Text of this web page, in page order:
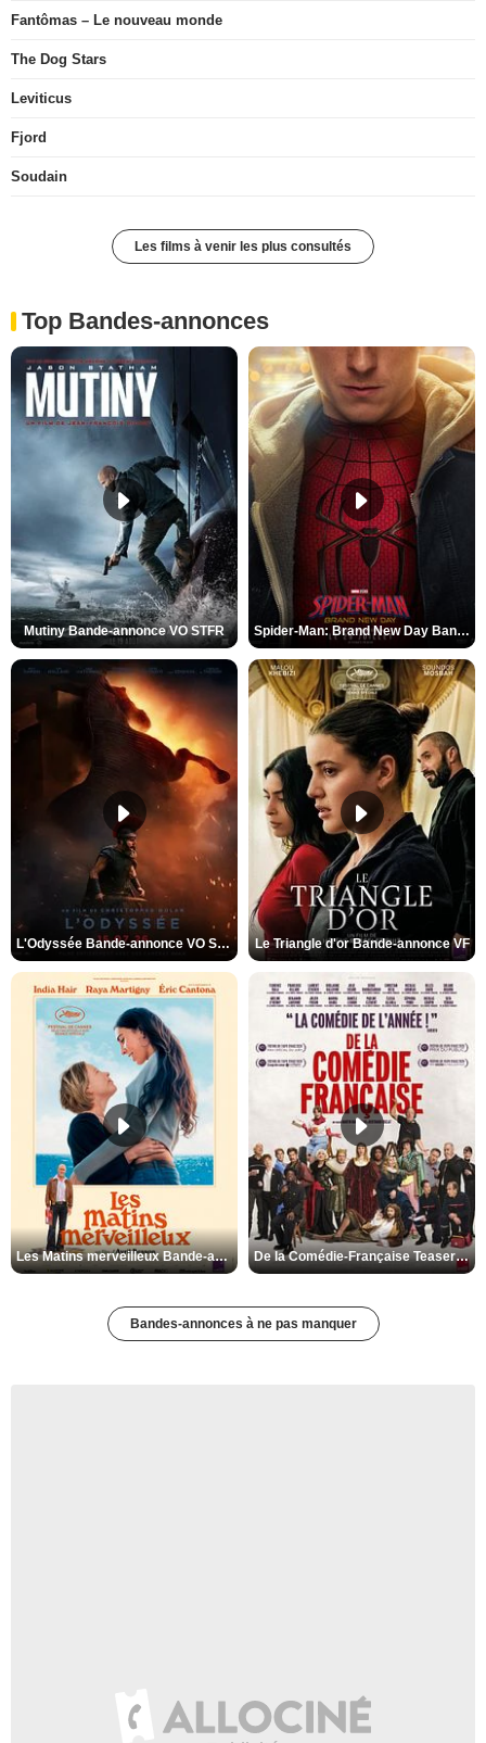
Fantômas – Le nouveau monde
The Dog Stars
Leviticus
Fjord
Soudain
Les films à venir les plus consultés
Top Bandes-annonces
Mutiny Bande-annonce VO STFR Spider-Man: Brand New Day Bande-annonce VO STFR
L'Odyssée Bande-annonce VO STFR Le Triangle d'or Bande-annonce VF
Les Matins merveilleux Bande-annonce VF De la Comédie-Française Teaser VF
Bandes-annonces à ne pas manquer